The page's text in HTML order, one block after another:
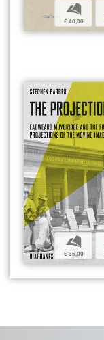
b
€ 40,00
b
€ 35,00